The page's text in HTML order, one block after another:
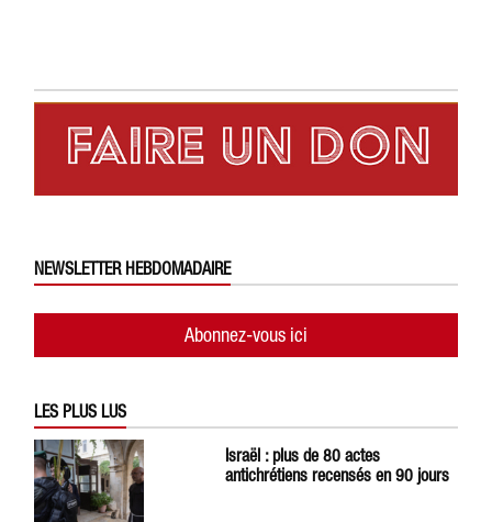
NEWSLETTER HEBDOMADAIRE
Abonnez-vous ici
LES PLUS LUS
Israël : plus de 80 actes
antichrétiens recensés en 90 jours